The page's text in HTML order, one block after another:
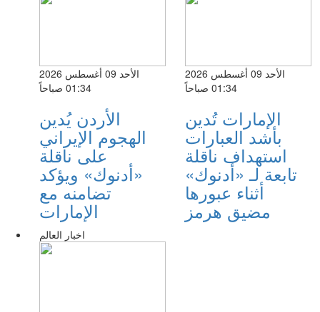
الأحد 09 أغسطس 2026
01:34 صباحاً
الأردن يُدين
الهجوم الإيراني
على ناقلة
«أدنوك» ويؤكد
تضامنه مع
الإمارات
الأحد 09 أغسطس 2026
01:34 صباحاً
الإمارات تُدين
بأشد العبارات
استهداف ناقلة
تابعة لـ «أدنوك»
أثناء عبورها
مضيق هرمز
اخبار العالم